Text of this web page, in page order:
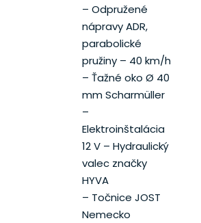
– Odpružené
nápravy ADR,
parabolické
pružiny – 40 km/h
– Ťažné oko Ø 40
mm Scharmüller
–
Elektroinštalácia
12 V – Hydraulický
valec značky
HYVA
– Točnice JOST
Nemecko